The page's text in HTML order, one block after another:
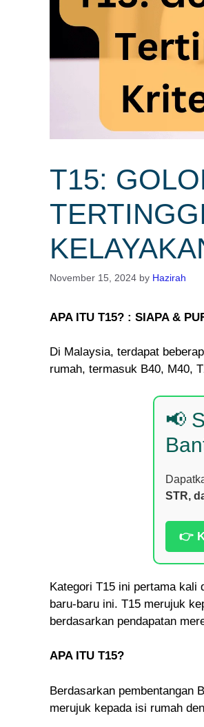
T15:
November 15, 2024 by Hazirah
APA ITU T15? : SIAPA &
Di Malaysia, terdapat
rumah, termasuk B40, M40,
📢
STR,
👉
Kategori T15 ini pertama kali
baru-baru ini. T15 merujuk
berdasarkan pendapatan
APA ITU T15?
Berdasarkan pembentangan
merujuk kepada isi rumah